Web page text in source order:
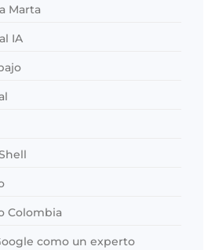
Marta
IA
Colombia
como un experto